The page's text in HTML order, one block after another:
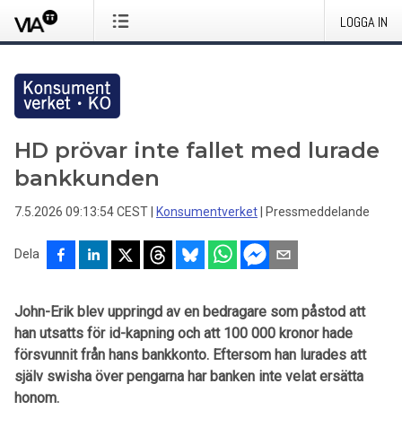
LOGGA IN
HD prövar inte fallet med lurade
bankkunden
7.5.2026 09:13:54 CEST Konsumentverket Pressmeddelande
Dela
John-Erik blev uppringd av en bedragare som påstod att
han utsatts för id-kapning och att 100 000 kronor hade
försvunnit från hans bankkonto. Eftersom han lurades att
själv swisha över pengarna har banken inte velat ersätta
honom.